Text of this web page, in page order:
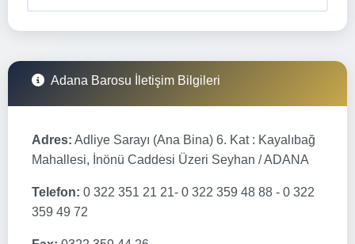
Adana Barosu İletişim Bilgileri
Adres: Adliye Sarayı (Ana Bina) 6. Kat : Kayalıbağ
Mahallesi, İnönü Caddesi Üzeri Seyhan / ADANA
Telefon: 0 322 351 21 21- 0 322 359 48 88 - 0 322
359 49 72